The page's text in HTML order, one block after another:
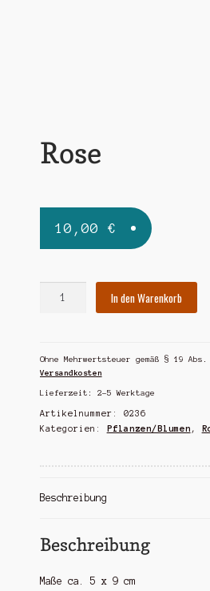
Rose
10,00 €
In den Warenkorb
Ohne Mehrwertsteuer gemäß § 19 Abs.
Versandkosten
Lieferzeit: 2-5 Werktage
Artikelnummer: 0236
Kategorien: Pflanzen/Blumen ,
Beschreibung
Beschreibung
Maße ca. 5 x 9 cm